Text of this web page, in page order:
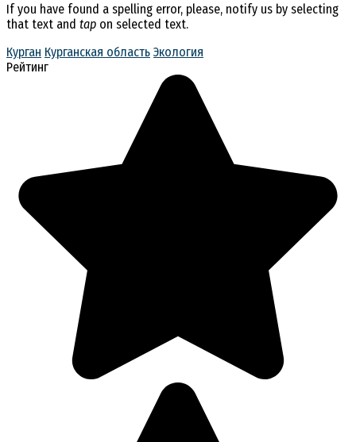
If you have found a spelling error, please, notify us by selecting
that text and tap on selected text.
Курган Курганская область Экология
Рейтинг